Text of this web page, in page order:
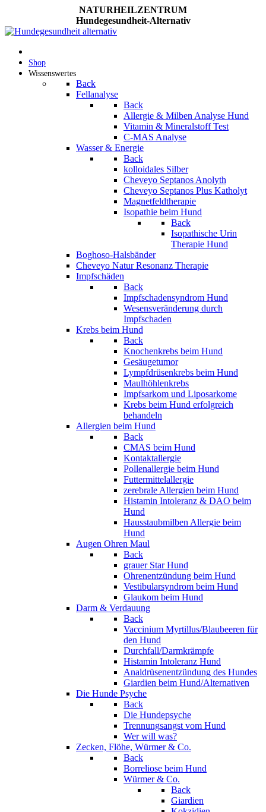
NATURHEILZENTRUM
Hundegesundheit-Alternativ
Shop
Wissenswertes
Back
Fellanalyse
Back
Allergie & Milben Analyse Hund
Vitamin & Mineralstoff Test
C-MAS Analyse
Wasser & Energie
Back
kolloidales Silber
Cheveyo Septanos Anolyth
Cheveyo Septanos Plus Katholyt
Magnetfeldtherapie
Isopathie beim Hund
Back
Isopathische Urin
Therapie Hund
Boghoso-Halsbänder
Cheveyo Natur Resonanz Therapie
Impfschäden
Back
Impfschadensyndrom Hund
Wesensveränderung durch
Impfschaden
Krebs beim Hund
Back
Knochenkrebs beim Hund
Gesäugetumor
Lympfdrüsenkrebs beim Hund
Maulhöhlenkrebs
Impfsarkom und Liposarkome
Krebs beim Hund erfolgreich
behandeln
Allergien beim Hund
Back
CMAS beim Hund
Kontaktallergie
Pollenallergie beim Hund
Futtermittelallergie
zerebrale Allergien beim Hund
Histamin Intoleranz & DAO beim
Hund
Hausstaubmilben Allergie beim
Hund
Augen Ohren Maul
Back
grauer Star Hund
Ohrenentzündung beim Hund
Vestibularsyndrom beim Hund
Glaukom beim Hund
Darm & Verdauung
Back
Vaccinium Myrtillus/Blaubeeren für
den Hund
Durchfall/Darmkrämpfe
Histamin Intoleranz Hund
Analdrüsenentzündung des Hundes
Giardien beim Hund/Alternativen
Die Hunde Psyche
Back
Die Hundepsyche
Trennungsangst vom Hund
Wer will was?
Zecken, Flöhe, Würmer & Co.
Back
Borreliose beim Hund
Würmer & Co.
Back
Giardien